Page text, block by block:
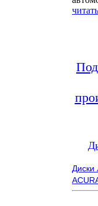
Диски